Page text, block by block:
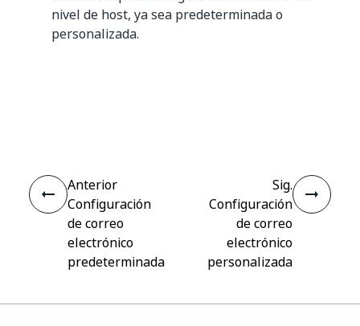
nivel de host, ya sea predeterminada o
personalizada.
Anterior
Configuración
de correo
electrónico
predeterminada
Sig.
Configuración
de correo
electrónico
personalizada